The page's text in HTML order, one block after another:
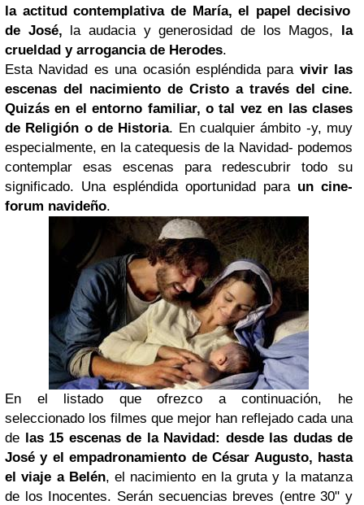
la actitud contemplativa de María, el papel decisivo
de José, la audacia y generosidad de los Magos, la
crueldad y arrogancia de Herodes.
Esta Navidad es una ocasión espléndida para vivir las
escenas del nacimiento de Cristo a través del cine.
Quizás en el entorno familiar, o tal vez en las clases
de Religión o de Historia. En cualquier ámbito -y, muy
especialmente, en la catequesis de la Navidad- podemos
contemplar esas escenas para redescubrir todo su
significado. Una espléndida oportunidad para un cine-
forum navideño.
En el listado que ofrezco a continuación, he
seleccionado los filmes que mejor han reflejado cada una
de las 15 escenas de la Navidad: desde las dudas de
José y el empadronamiento de César Augusto, hasta
el viaje a Belén, el nacimiento en la gruta y la matanza
de los Inocentes. Serán secuencias breves (entre 30" y